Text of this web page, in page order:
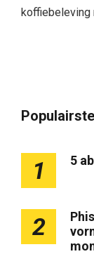
koffiebeleving
1 5
2